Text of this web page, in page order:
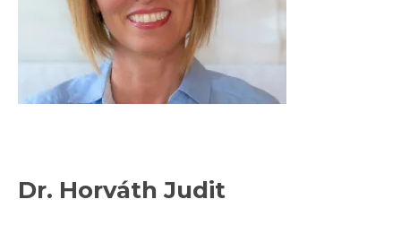
Dr. Horváth Judit